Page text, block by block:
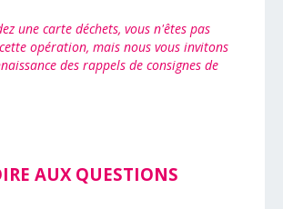
une carte déchets, vous n'êtes pas
opération, mais nous vous invitons
des rappels de consignes de
AUX QUESTIONS